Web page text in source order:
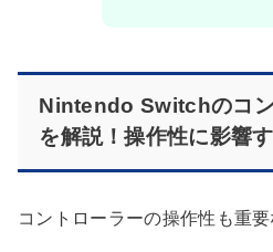
Nintendo Switchのコ
を解説！操作性に影響
コントローラーの操作性も重要